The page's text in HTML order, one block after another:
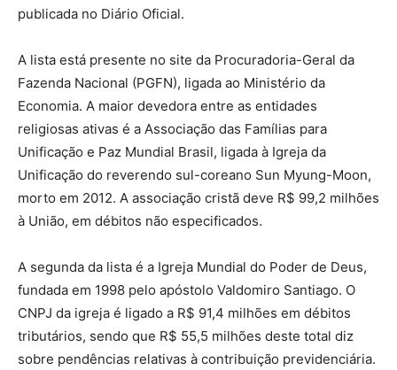
publicada no Diário Oficial.
A lista está presente no site da Procuradoria-Geral da
Fazenda Nacional (PGFN), ligada ao Ministério da
Economia. A maior devedora entre as entidades
religiosas ativas é a Associação das Famílias para
Unificação e Paz Mundial Brasil, ligada à Igreja da
Unificação do reverendo sul-coreano Sun Myung-Moon,
morto em 2012. A associação cristã deve R$ 99,2 milhões
à União, em débitos não especificados.
A segunda da lista é a Igreja Mundial do Poder de Deus,
fundada em 1998 pelo apóstolo Valdomiro Santiago. O
CNPJ da igreja é ligado a R$ 91,4 milhões em débitos
tributários, sendo que R$ 55,5 milhões deste total diz
sobre pendências relativas à contribuição previdenciária.